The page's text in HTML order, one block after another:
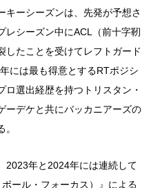
キーシーズンは、先発が予想さ
レシーズン中にACL（前十字靭
したことを受けてレフトガード
には最も得意とするRTポジシ
ロ選出経歴を持つトリスタン・
ーデケと共にバッカニアーズの
2023年と2024年には連続して
ール・フォーカス）』による